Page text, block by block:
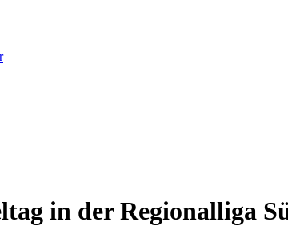
in der Regionalliga